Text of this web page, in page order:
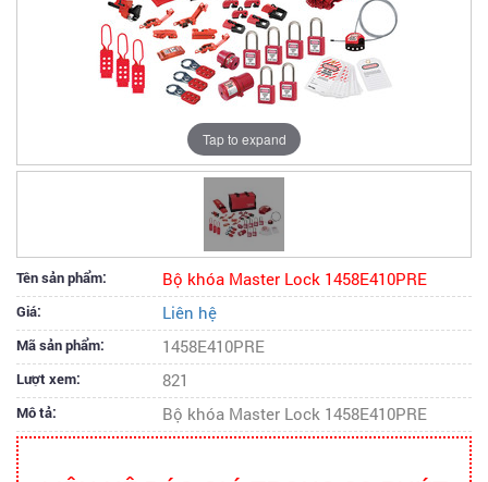
Tap to expand
Tên sản phẩm: Bộ khóa Master Lock 1458E410PRE
Giá: Liên hệ
Mã sản phẩm: 1458E410PRE
Lượt xem: 821
Mô tả: Bộ khóa Master Lock 1458E410PRE